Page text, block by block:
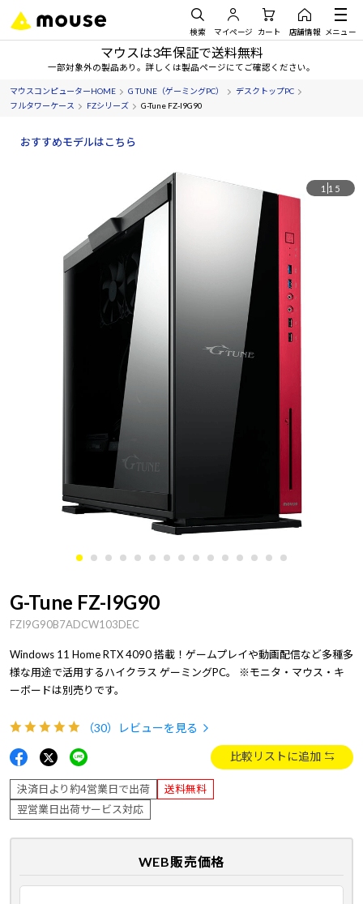
検索 マイページ カート 店舗情報 メニュー
マウスは3年保証で送料無料
一部対象外の製品あり。詳しくは製品ページにてご確認ください。
マウスコンピューターHOME G TUNE（ゲーミングPC）
デスクトップPC
フルタワーケース
FZシリーズ G-Tune FZ-I9G90
おすすめモデルはこちら
1 15
G-Tune FZ-I9G90
FZI9G90B7ADCW103DEC
Windows 11 Home RTX 4090 搭載！ゲームプレイや動画配信など多種多
様な用途で活用するハイクラス ゲーミングPC。 ※モニタ・マウス・キ
ーボードは別売りです。
（30） レビューを見る
比較リストに追加
決済日より約4営業日で出荷
送料無料
翌営業日出荷サービス対応
WEB販売価格